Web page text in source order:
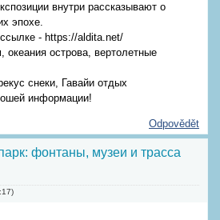
внутри рассказывают о
эпохе.
- https://aldita.net/
океания острова, вертолетные
снеки, Гавайи отдых
информации!
Odpovědět
фонтаны, музеи и трасса
)